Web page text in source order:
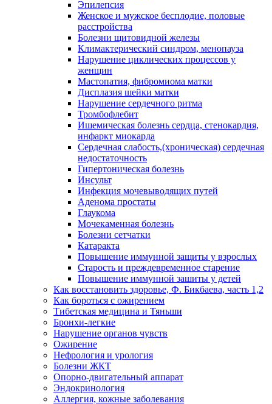
Эпилепсия
Женское и мужское бесплодие, половые
расстройства
Болезни щитовидной железы
Климактерический синдром, менопауза
Нарушение циклических процессов у
женщин
Мастопатия, фибромиома матки
Дисплазия шейки матки
Нарушение сердечного ритма
Тромбофлебит
Ишемическая болезнь сердца, стенокардия,
инфаркт миокарда
Сердечная слабость,(хроническая) сердечная
недостаточность
Гипертоническая болезнь
Инсульт
Инфекция мочевыводящих путей
Аденома простаты
Глаукома
Мочекаменная болезнь
Болезни сетчатки
Катаракта
Повышение иммунной защиты у взрослых
Старость и преждевременное старение
Повышение иммунной зашиты у детей
Как восстановить здоровье, Ф. Бикбаева, часть 1,2
Как бороться с ожирением
Тибетская медицина и Тяньши
Бронхи-легкие
Нарушение органов чувств
Ожирение
Нефрология и урология
Болезни ЖКТ
Опорно-двигательный аппарат
Эндокринология
Аллергия, кожные заболевания